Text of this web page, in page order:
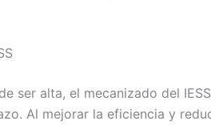
ser alta, el mecanizado del
Al mejorar la eficiencia y